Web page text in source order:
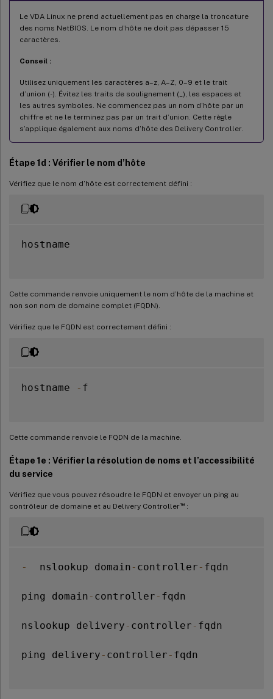
Le VDA Linux ne prend actuellement pas en charge la troncature
des noms NetBIOS. Le nom d’hôte ne doit pas dépasser 15
caractères.
Conseil :
Utilisez uniquement les caractères a–z, A–Z, 0–9 et le trait
d’union (-). Évitez les traits de soulignement (_), les espaces et
les autres symboles. Ne commencez pas un nom d’hôte par un
chiffre et ne le terminez pas par un trait d’union. Cette règle
s’applique également aux noms d’hôte des Delivery Controller.
Étape 1d : Vérifier le nom d’hôte
Vérifiez que le nom d’hôte est correctement défini :
hostname
Cette commande renvoie uniquement le nom d’hôte de la machine et
non son nom de domaine complet (FQDN).
Vérifiez que le FQDN est correctement défini :
hostname - f
Cette commande renvoie le FQDN de la machine.
Étape 1e : Vérifier la résolution de noms et l’accessibilité
du service
Vérifiez que vous pouvez résoudre le FQDN et envoyer un ping au
contrôleur de domaine et au Delivery Controller™:
-
  nslookup domain
- controller - fqdn
ping domain - controller - fqdn
nslookup delivery - controller - fqdn
ping delivery - controller - fqdn